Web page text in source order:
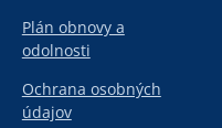
Plán obnovy a
odolnosti
Ochrana osobných
údajov